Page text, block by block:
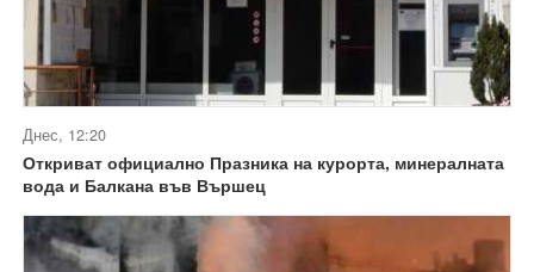
Днес, 12:20
Откриват официално Празника на курорта, минералната
вода и Балкана във Вършец